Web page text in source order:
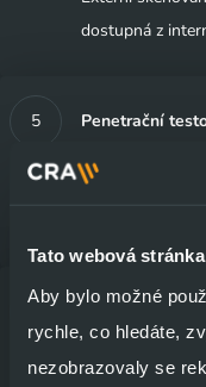
Tato webová
Aby bylo možné
rychle, co hledáte,
nezobrazovaly se
dostupná z
Penetrační
aplikací a
Pokročilá
Pokročilá
malware